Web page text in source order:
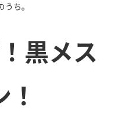
ち。
黒メス